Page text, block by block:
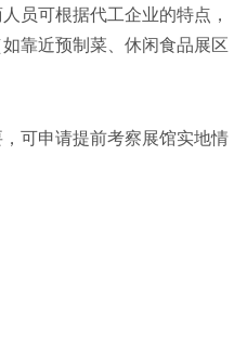
员可根据代工企业的特点，
靠近预制菜、休闲食品展区
可申请提前考察展馆实地情